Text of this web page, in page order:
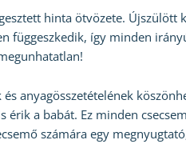
hinta ötvözete. Újszülött
függeszkedik, így minden
anyagösszetételének
a babát. Ez minden
számára egy